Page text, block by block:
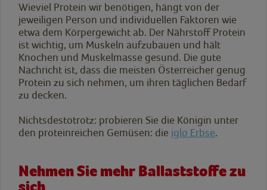
Wieviel Protein wir benötigen, hängt von der
jeweiligen Person und individuellen Faktoren wie
etwa dem Körpergewicht ab. Der Nährstoff Protein
ist wichtig, um Muskeln aufzubauen und hält
Knochen und Muskelmasse gesund. Die gute
Nachricht ist, dass die meisten Österreicher genug
Protein zu sich nehmen, um ihren täglichen Bedarf
zu decken.
Nichtsdestotrotz: probieren Sie die Königin unter
den proteinreichen Gemüsen: die iglo Erbse.
Nehmen Sie mehr Ballaststoffe zu